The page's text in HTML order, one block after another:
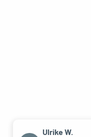
Ulrike W.